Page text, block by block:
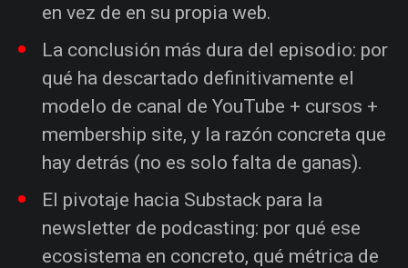
en vez de en su propia web.
La conclusión más dura del episodio: por
qué ha descartado definitivamente el
modelo de canal de YouTube + cursos +
membership site, y la razón concreta que
hay detrás (no es solo falta de ganas).
El pivotaje hacia Substack para la
newsletter de podcasting: por qué ese
ecosistema en concreto, qué métrica de